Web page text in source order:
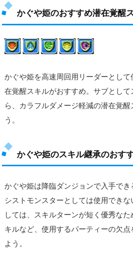
かぐや姫のおすすめ潜在覚醒
かぐや姫を高速周回用リーダーとし
在覚醒スキルがおすすめ。サブとし
ら、カラフルダメージ軽減の潜在覚
う。
かぐや姫のスキル継承のおす
かぐや姫は降臨ダンジョンで入手で
シストモンスターとしては使用できな
しては、スキルターンが短く優秀な
キルなど、使用するパーティーの欠
よう。